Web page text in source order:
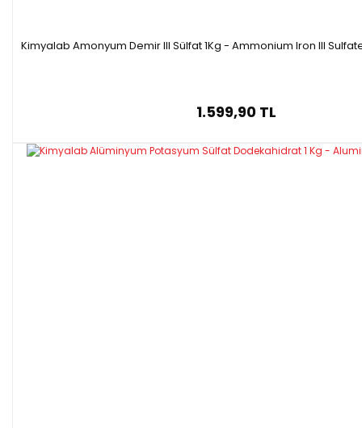
Kimyalab Amonyum Demir III Sülfat 1Kg - Ammonium Iron III
1.599,90 TL